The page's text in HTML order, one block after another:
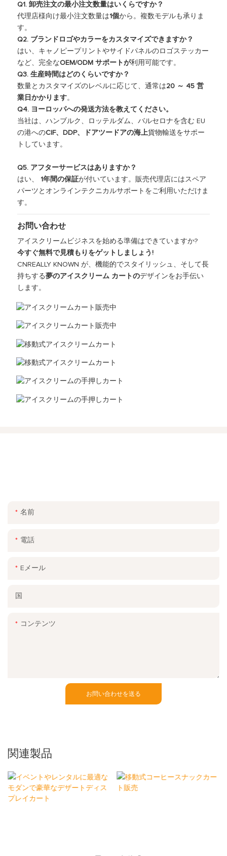
Q1. 卸売注文の最小注文数量はいくらですか？
代理店様向け最小注文数量は1個から。複数モデルも承りま
す。
Q2. ブ​​ランドロゴやカラーをカスタマイズできますか？
はい、キャノピープリントやサイドパネルのロゴステッカー
など、完全なOEM/ODM サポートが利用可能です。
Q3. 生産時間はどのくらいですか？
数量とカスタマイズのレベルに応じて、通常は20 ～ 45 営
業日かかります。
Q4. ヨーロッパへの発送方法を教えてください。
当社は、ハンブルク、ロッテルダム、バルセロナを含む EU
の港へのCIF、DDP、ドアツードアの海上貨物輸送をサポー
トしています。
Q5. アフターサービスはありますか？
はい、 1年間の保証が付いています。販売代理店にはスペア
パーツとオンラインテクニカルサポートをご利用いただけま
す。
お問い合わせ
アイスクリームビジネスを始める準備はできていますか?
今すぐ無料で見積もりをゲットしましょう!
CNREALLY KNOWN が、機能的でスタイリッシュ、そして長
持ちする夢のアイスクリーム カートのデザインをお手伝い
します。
名前
電話
Eメール
国
コンテンツ
お問い合わせを送る
関連製品